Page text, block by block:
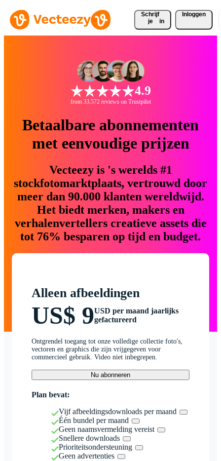
Schrijf
je
in
Inloggen
4.9
from 33.572 reviews on Trustpilot
Betaalbare abonnementen
met eenvoudige prijzen
Vecteezy is 's werelds #1
stockfotomarktplaats, vertrouwd door
meer dan 90.000 klanten wereldwijd.
Het biedt merken, makers en
verhalenvertellers creatieve assets die
tot 76% besparen op tijd en budget.
Alleen afbeeldingen
US$ 9USD per maand jaarlijks
gefactureerd
Ontgrendel toegang tot onze volledige collectie foto's,
vectoren en graphics die zijn vrijgegeven voor
commercieel gebruik. Video niet inbegrepen.
Nu abonneren
Plan bevat:
Vijf afbeeldingsdownloads per maand
Één bundel per maand
Geen naamsvermelding vereist
Snellere downloads
Prioriteitsondersteuning
Geen advertenties